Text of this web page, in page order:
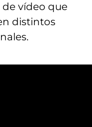
de vídeo que
distintos